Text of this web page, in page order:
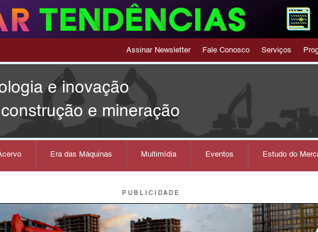
Assinar Newsletter Fale Conosco Serviços
e inovação
e mineração
Era das Máquinas Multimídia Eventos Estudo do
P U B L I C I D A D E